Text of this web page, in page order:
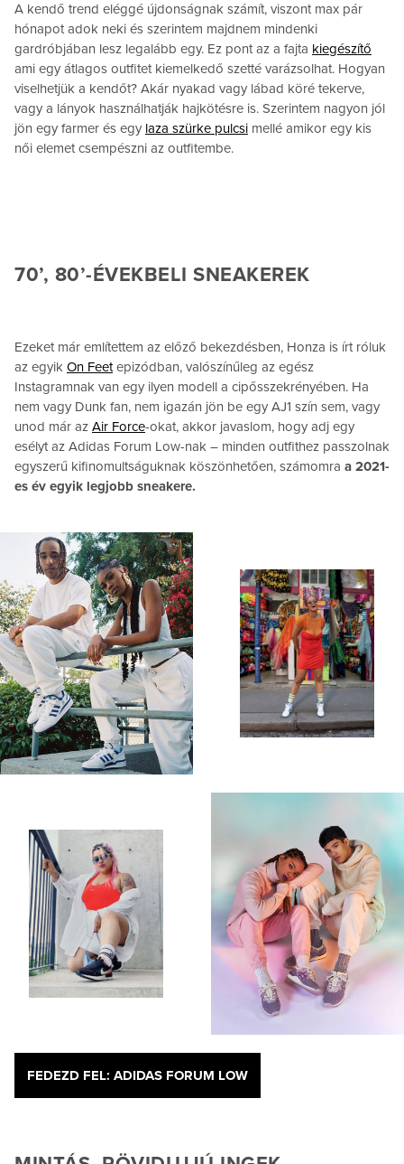
A kendő trend eléggé újdonságnak számít, viszont max pár
hónapot adok neki és szerintem majdnem mindenki
gardróbjában lesz legalább egy. Ez pont az a fajta kiegészítő
ami egy átlagos outfitet kiemelkedő szetté varázsolhat. Hogyan
viselhetjük a kendőt? Akár nyakad vagy lábad köré tekerve,
vagy a lányok használhatják hajkötésre is. Szerintem nagyon jól
jön egy farmer és egy laza szürke pulcsi mellé amikor egy kis
női elemet csempészni az outfitembe.
70’, 80’-ÉVEKBELI SNEAKEREK
Ezeket már említettem az előző bekezdésben, Honza is írt róluk
az egyik On Feetepizódban, valószínűleg az egész
Instagramnak van egy ilyen modell a cipősszekrényében. Ha
nem vagy Dunk fan, nem igazán jön be egy AJ1 szín sem, vagy
unod már az Air Force-okat, akkor javaslom, hogy adj egy
esélyt az Adidas Forum Low-nak – minden outfithez passzolnak
egyszerű kifinomultságuknak köszönhetően, számomra a 2021-
es év egyik legjobb sneakere.
FEDEZD FEL: ADIDAS FORUM LOW